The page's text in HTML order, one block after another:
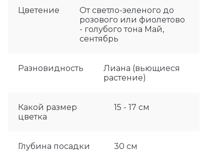
Цветение
От светло-зеленого до
розового или фиолетово
- голубого тона Май,
сентябрь
Разновидность
Лиана (вьющиеся
растение)
Какой размер
цветка
15 - 17 см
Глубина посадки 30 см